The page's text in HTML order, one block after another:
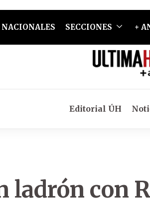
NACIONALES SECCIONES +
Editorial ÚH
ladrón con